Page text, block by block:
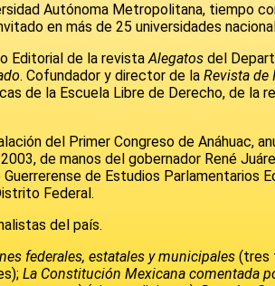
Autónoma Metropolitana, tiempo
en más de 25 universidades
Editorial de la revistaAlegatos del
. Cofundador y director de la Revista de
de la Escuela Libre de Derecho, de la
del Primer Congreso de Anáhuac,
de manos del gobernador René
de Estudios Parlamentarios
Federal.
del país.
federales, estatales y municipales (tres
La Constitución Mexicana comentada